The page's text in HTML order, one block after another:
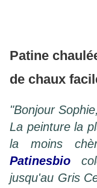
Patine
de chaux
"Bonjour Sophie,
La peinture la
la moins
Patinesbio
jusqu'au Gris